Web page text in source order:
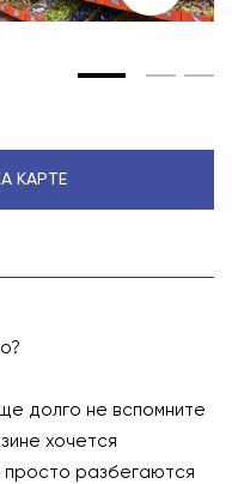
долго не вспомните
хочется
просто разбегаются
КАРТЕ